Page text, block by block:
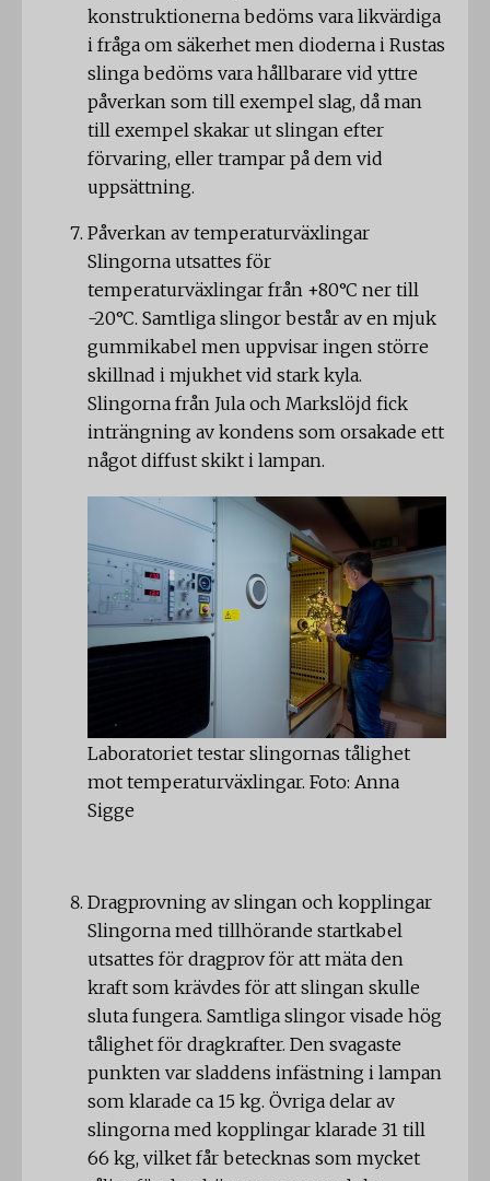
konstruktionerna bedöms vara likvärdiga
i fråga om säkerhet men dioderna i Rustas
slinga bedöms vara hållbarare vid yttre
påverkan som till exempel slag, då man
till exempel skakar ut slingan efter
förvaring, eller trampar på dem vid
uppsättning.
Påverkan av temperaturväxlingar
Slingorna utsattes för
temperaturväxlingar från +80°C ner till
-20°C. Samtliga slingor består av en mjuk
gummikabel men uppvisar ingen större
skillnad i mjukhet vid stark kyla.
Slingorna från Jula och Markslöjd fick
inträngning av kondens som orsakade ett
något diffust skikt i lampan.
Laboratoriet testar slingornas tålighet
mot temperaturväxlingar. Foto: Anna
Sigge
Dragprovning av slingan och kopplingar
Slingorna med tillhörande startkabel
utsattes för dragprov för att mäta den
kraft som krävdes för att slingan skulle
sluta fungera. Samtliga slingor visade hög
tålighet för dragkrafter. Den svagaste
punkten var sladdens infästning i lampan
som klarade ca 15 kg. Övriga delar av
slingorna med kopplingar klarade 31 till
66 kg, vilket får betecknas som mycket